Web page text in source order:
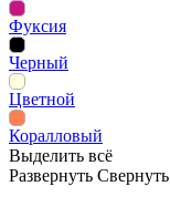
Фуксия
Черный
Цветной
Коралловый
Выделить всё
Развернуть Свернуть